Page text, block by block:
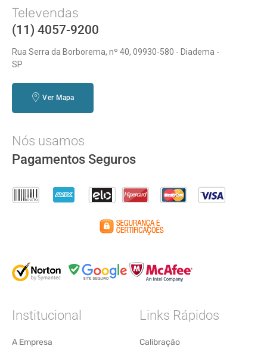
Televendas
(11) 4057-9200
Rua Serra da Borborema, nº 40, 09930-580 - Diadema -
SP
Ver Mapa
Nós usamos
Pagamentos Seguros
Institucional
A Empresa
Links Rápidos
Calibração